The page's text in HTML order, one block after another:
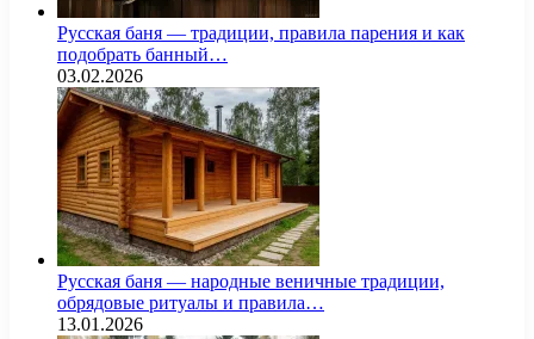
Русская баня — традиции, правила парения и как
подобрать банный…
03.02.2026
Русская баня — народные веничные традиции,
обрядовые ритуалы и правила…
13.01.2026